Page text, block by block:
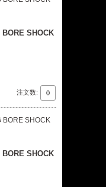
SHOCK
注文数:
SHOCK